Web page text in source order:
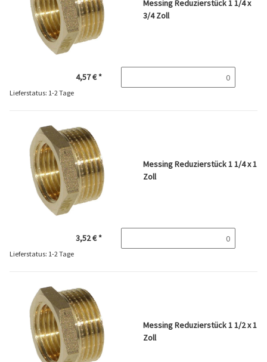
Messing Reduzierstück 1 1/4 x
3/4 Zoll
4,57 €*
Lieferstatus: 1-2 Tage
Messing Reduzierstück 1 1/4 x 1
Zoll
3,52 €*
Lieferstatus: 1-2 Tage
Messing Reduzierstück 1 1/2 x 1
Zoll